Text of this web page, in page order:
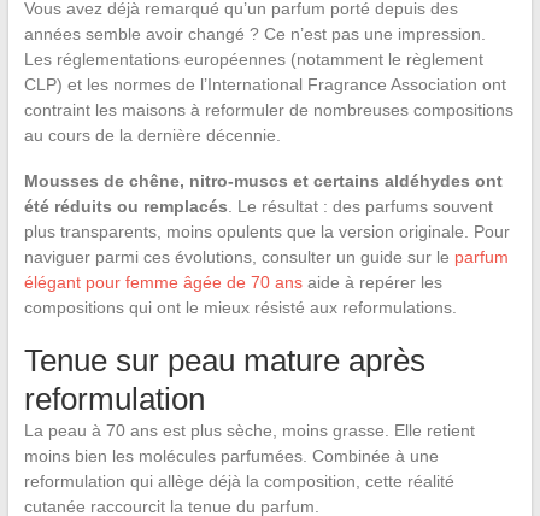
Vous avez déjà remarqué qu’un parfum porté depuis des
années semble avoir changé ? Ce n’est pas une impression.
Les réglementations européennes (notamment le règlement
CLP) et les normes de l’International Fragrance Association ont
contraint les maisons à reformuler de nombreuses compositions
au cours de la dernière décennie.
Mousses de chêne, nitro-muscs et certains aldéhydes ont
été réduits ou remplacés. Le résultat : des parfums souvent
plus transparents, moins opulents que la version originale. Pour
naviguer parmi ces évolutions, consulter un guide sur le parfum
élégant pour femme âgée de 70 ansaide à repérer les
compositions qui ont le mieux résisté aux reformulations.
Tenue sur peau mature après
reformulation
La peau à 70 ans est plus sèche, moins grasse. Elle retient
moins bien les molécules parfumées. Combinée à une
reformulation qui allège déjà la composition, cette réalité
cutanée raccourcit la tenue du parfum.